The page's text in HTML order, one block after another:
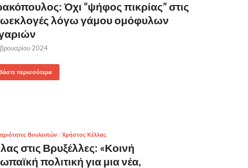
Όχι “ψήφος πικρίας” στις
λόγω γάμου ομόφυλων
2024
περισσότερα
Βουλευτών / Χρήστος Κέλλας
στις Βρυξέλλες: «Κοινή
πολιτική για μια νέα,